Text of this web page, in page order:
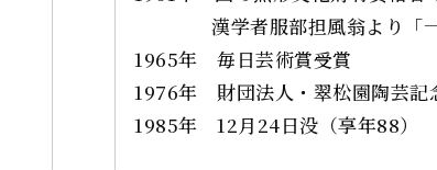
漢学者服部担風翁より「一
1965年 毎日芸術賞受賞
1976年 財団法人・翠松園陶芸記
1985年 12月24日没（享年88）